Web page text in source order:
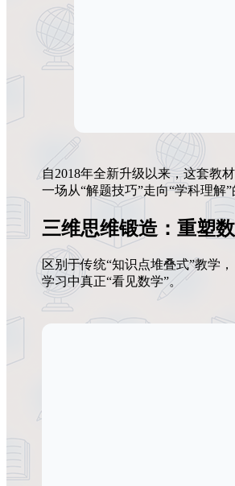
自2018年全新升级以来，这套教
一场从“解题技巧”走向“学科理解”
三维思维锻造：重塑
区别于传统“知识点堆叠式”教学
学习中真正“看见数学”。